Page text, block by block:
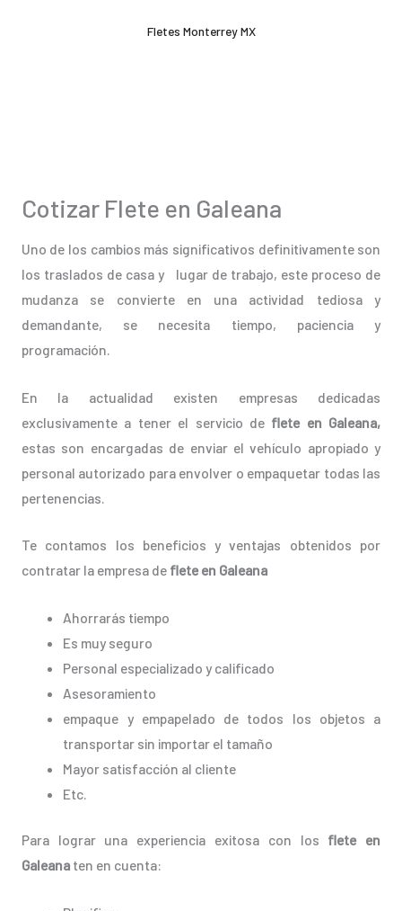
Fletes Monterrey MX
Cotizar Flete en Galeana
Uno de los cambios más significativos definitivamente son
los traslados de casa y lugar de trabajo, este proceso de
mudanza se convierte en una actividad tediosa y
demandante, se necesita tiempo, paciencia y
programación.
En la actualidad existen empresas dedicadas
exclusivamente a tener el servicio deflete en Galeana,
estas son encargadas de enviar el vehículo apropiado y
personal autorizado para envolver o empaquetar todas las
pertenencias.
Te contamos los beneficios y ventajas obtenidos por
contratar la empresa de flete en Galeana
Ahorrarás tiempo
Es muy seguro
Personal especializado y calificado
Asesoramiento
empaque y empapelado de todos los objetos a
transportar sin importar el tamaño
Mayor satisfacción al cliente
Etc.
Para lograr una experiencia exitosa con los flete en
Galeanaten en cuenta: